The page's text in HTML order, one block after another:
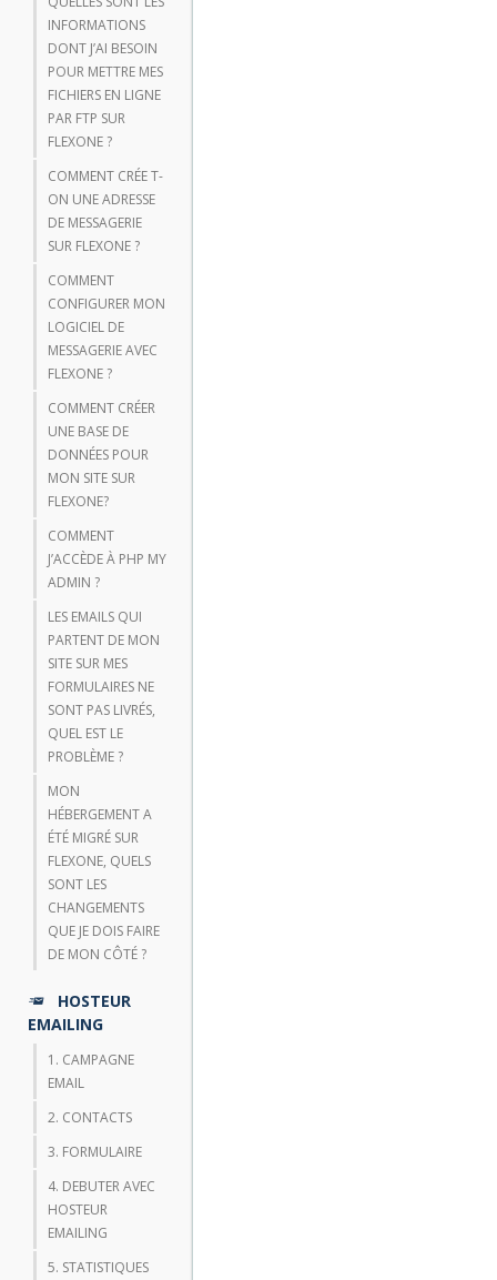
INFORMATIONS
DONT J’AI BESOIN
POUR METTRE MES
FICHIERS EN LIGNE
PAR FTP SUR
FLEXONE ?
COMMENT CRÉE T-
ON UNE ADRESSE
DE MESSAGERIE
SUR FLEXONE ?
COMMENT
CONFIGURER MON
LOGICIEL DE
MESSAGERIE AVEC
FLEXONE ?
COMMENT CRÉER
UNE BASE DE
DONNÉES POUR
MON SITE SUR
FLEXONE?
COMMENT
J’ACCÈDE À PHP MY
ADMIN ?
LES EMAILS QUI
PARTENT DE MON
SITE SUR MES
FORMULAIRES NE
SONT PAS LIVRÉS,
QUEL EST LE
PROBLÈME ?
MON
HÉBERGEMENT A
ÉTÉ MIGRÉ SUR
FLEXONE, QUELS
SONT LES
CHANGEMENTS
QUE JE DOIS FAIRE
DE MON CÔTÉ ?
HOSTEUR
EMAILING
1. CAMPAGNE
EMAIL
2. CONTACTS
3. FORMULAIRE
4. DEBUTER AVEC
HOSTEUR
EMAILING
5. STATISTIQUES